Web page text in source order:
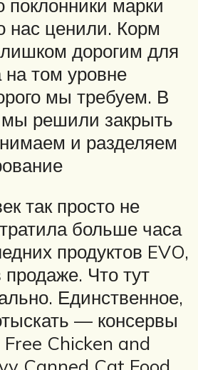
марки
нас ценили. Корм
дорогим для
на том уровне
мы требуем. В
мы решили закрыть
и разделяем
так просто не
больше часа
продуктов EVO,
Что тут
Единственное,
— консервы
Chicken and